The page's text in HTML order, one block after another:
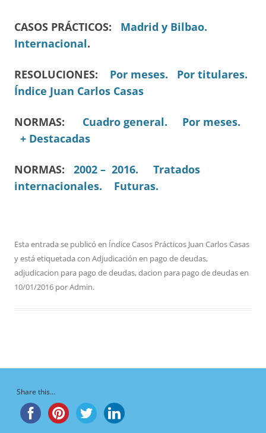
CASOS PRÁCTICOS: Madrid y Bilbao.
Internacional.
RESOLUCIONES: Por meses.
Por titulares.
Índice Juan Carlos Casas
NORMAS: Cuadro general.
Por meses.
+ Destacadas
NORMAS: 2002 – 2016.
Tratados
internacionales.
Futuras.
Esta entrada se publicó en Índice Casos Prácticos Juan Carlos Casas
y está etiquetada con Adjudicación en pago de deudas,
adjudicacion para pago de deudas,dacion para pago de deudasen
10/01/2016 porAdmin.
Share this...